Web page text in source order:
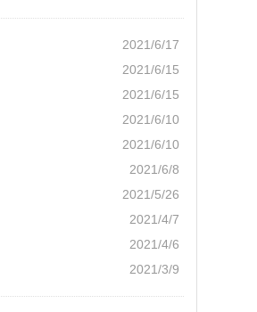
2021/6/17
2021/6/15
2021/6/15
2021/6/10
2021/6/10
2021/6/8
2021/5/26
2021/4/7
2021/4/6
2021/3/9